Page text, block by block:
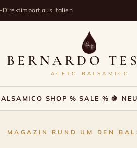
Direktimport aus Italien
BERNARDO
ACETO BALSAMICO
SHOP % SALE % 🍇
MAGAZIN RUND UM DEN